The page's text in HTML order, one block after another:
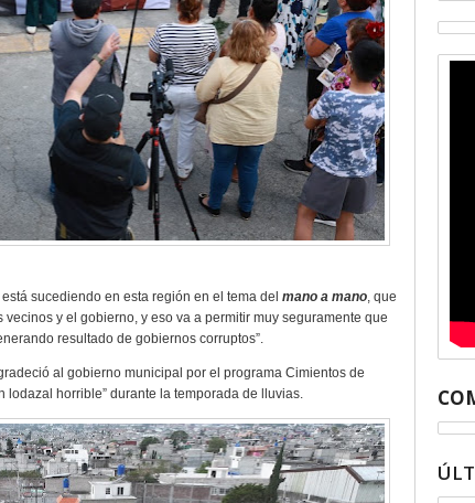
sucediendo en esta región en el tema del mano a mano, que
y el gobierno, y eso va a permitir muy seguramente que
resultado de gobiernos corruptos”.
al gobierno municipal por el programa Cimientos de
horrible” durante la temporada de lluvias.